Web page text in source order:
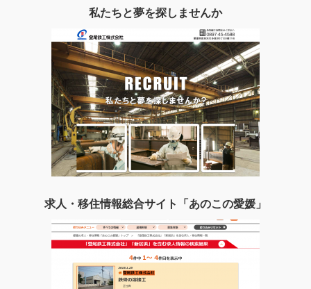
私たちと夢を探しませんか
求人・移住情報総合サイト「あのこの愛媛」